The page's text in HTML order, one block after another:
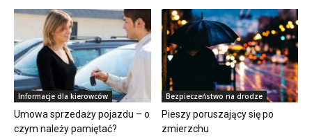
Informacje dla kierowców
Umowa sprzedaży pojazdu – o
czym należy pamiętać?
Bezpieczeństwo na drodze
Pieszy poruszający się po
zmierzchu